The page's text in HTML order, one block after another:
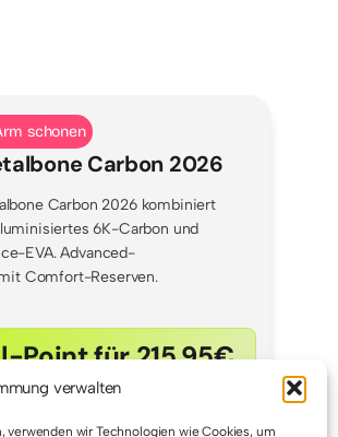
verwalten
verwenden wir Technologien wie Cookies, um
schonen
Carbon 2026
Carbon 2026 kombiniert
6K-Carbon und
EVA. Advanced-
Comfort-Reserven.
Point für 215.95€